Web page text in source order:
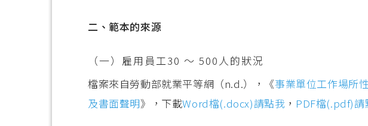
二、範本的來源
（一）雇用員工30 ～ 500人的狀況
檔案來自勞動部就業平等網（n.d.），《事業單位工作場所
及書面聲明》，下載Word檔(.docx)請點我 ， PDF檔(.pdf)請